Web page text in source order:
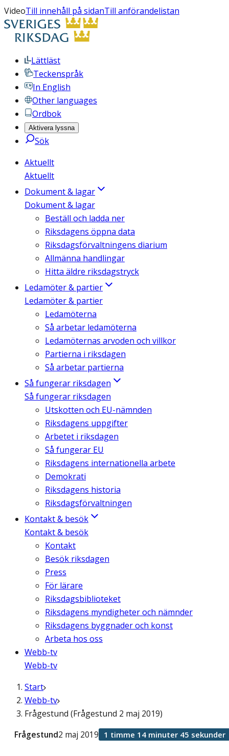
VideoTill innehåll på sidanTill anförandelistan
Lättläst
Teckenspråk
In English
Other languages
Ordbok
Aktivera lyssna
Sök
Aktuellt
Aktuellt
Dokument & lagar
Dokument & lagar
Beställ och ladda ner
Riksdagens öppna data
Riksdagsförvaltningens diarium
Allmänna handlingar
Hitta äldre riksdagstryck
Ledamöter & partier
Ledamöter & partier
Ledamöterna
Så arbetar ledamöterna
Ledamöternas arvoden och villkor
Partierna i riksdagen
Så arbetar partierna
Så fungerar riksdagen
Så fungerar riksdagen
Utskotten och EU-nämnden
Riksdagens uppgifter
Arbetet i riksdagen
Så fungerar EU
Riksdagens internationella arbete
Demokrati
Riksdagens historia
Riksdagsförvaltningen
Kontakt & besök
Kontakt & besök
Kontakt
Besök riksdagen
Press
För lärare
Riksdagsbiblioteket
Riksdagens myndigheter och nämnder
Riksdagens byggnader och konst
Arbeta hos oss
Webb-tv
Webb-tv
Start
Webb-tv
Frågestund (Frågestund 2 maj 2019)
Frågestund2 maj 2019 1 timme 14 minuter 45 sekunder